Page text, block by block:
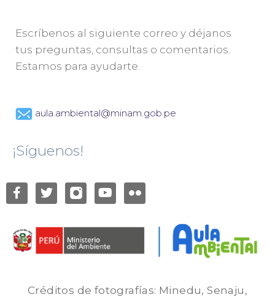
Escríbenos al siguiente correo y déjanos
tus preguntas, consultas o comentarios.
Estamos para ayudarte.
aula.ambiental@minam.gob.pe
¡Síguenos!
Créditos de fotografías: Minedu, Senaju,